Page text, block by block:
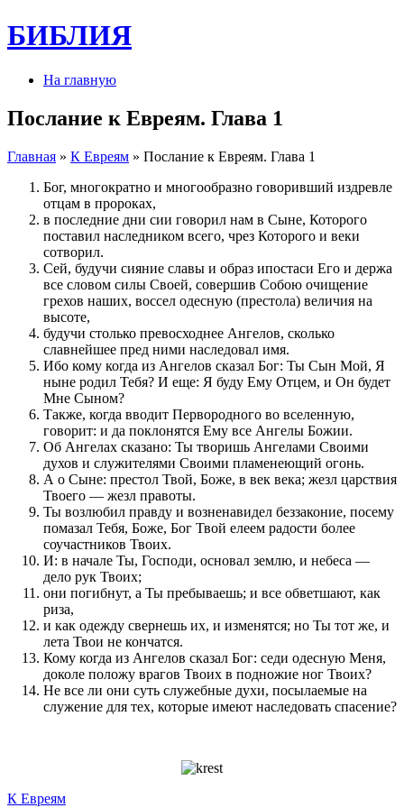
БИБЛИЯ
На главную
Послание к Евреям. Глава 1
Главная » К Евреям » Послание к Евреям. Глава 1
Бог, многократно и многообразно говоривший издревле
отцам в пророках,
в последние дни сии говорил нам в Сыне, Которого
поставил наследником всего, чрез Которого и веки
сотворил.
Сей, будучи сияние славы и образ ипостаси Его и держа
все словом силы Своей, совершив Собою очищение
грехов наших, воссел одесную (престола) величия на
высоте,
будучи столько превосходнее Ангелов, сколько
славнейшее пред ними наследовал имя.
Ибо кому когда из Ангелов сказал Бог: Ты Сын Мой, Я
ныне родил Тебя? И еще: Я буду Ему Отцем, и Он будет
Мне Сыном?
Также, когда вводит Первородного во вселенную,
говорит: и да поклонятся Ему все Ангелы Божии.
Об Ангелах сказано: Ты творишь Ангелами Своими
духов и служителями Своими пламенеющий огонь.
А о Сыне: престол Твой, Боже, в век века; жезл царствия
Твоего — жезл правоты.
Ты возлюбил правду и возненавидел беззаконие, посему
помазал Тебя, Боже, Бог Твой елеем радости более
соучастников Твоих.
И: в начале Ты, Господи, основал землю, и небеса —
дело рук Твоих;
они погибнут, а Ты пребываешь; и все обветшают, как
риза,
и как одежду свернешь их, и изменятся; но Ты тот же, и
лета Твои не кончатся.
Кому когда из Ангелов сказал Бог: седи одесную Меня,
доколе положу врагов Твоих в подножие ног Твоих?
Не все ли они суть служебные духи, посылаемые на
служение для тех, которые имеют наследовать спасение?
К Евреям